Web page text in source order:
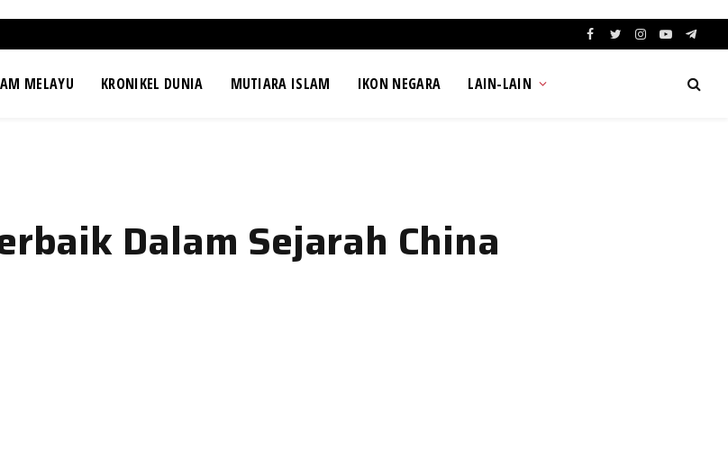
Facebook
TwitterInstagram
YouTube
MELAYU KRONIKEL DUNIA MUTIARA ISLAM IKON NEGARA LAIN-LAIN
Dalam Sejarah China